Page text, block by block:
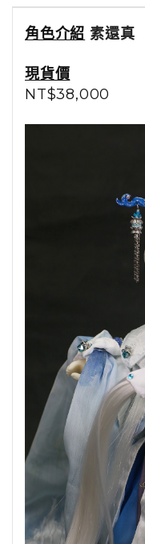
角色介紹 素還真
現貨價
NT$38,000